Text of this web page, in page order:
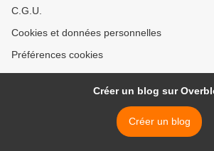
C.G.U.
Cookies et données personnelles
Préférences cookies
Créer un blog sur
Créer un blog